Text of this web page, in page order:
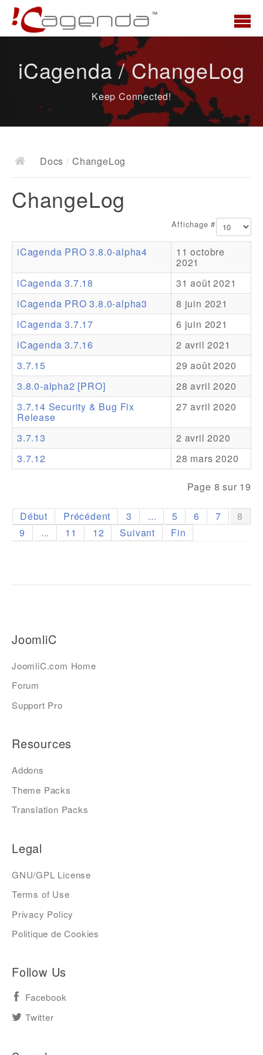
News
Docs
Documentation
Ressources
Addons
Theme Packs
Translation Packs
Support
Forum
iCagenda / ChangeLog
Keep Connected!
Docs / ChangeLog
ChangeLog
Affichage #
iCagenda PRO 3.8.0-alpha4 11 octobre
2021
iCagenda 3.7.18
31 août 2021
iCagenda PRO 3.8.0-alpha3
8 juin 2021
iCagenda 3.7.17
6 juin 2021
iCagenda 3.7.16
2 avril 2021
3.7.15
29 août 2020
3.8.0-alpha2 [PRO]
28 avril 2020
3.7.14 Security & Bug Fix
Release
27 avril 2020
3.7.13
2 avril 2020
3.7.12
28 mars 2020
Page 8 sur 19
Début Précédent 3 ... 5 6 7
8
9
... 11 12 Suivant Fin
JoomliC
JoomliC.com Home
Forum
Support Pro
Resources
Addons
Theme Packs
Translation Packs
Legal
GNU/GPL License
Terms of Use
Privacy Policy
Politique de Cookies
Follow Us
Facebook
Twitter